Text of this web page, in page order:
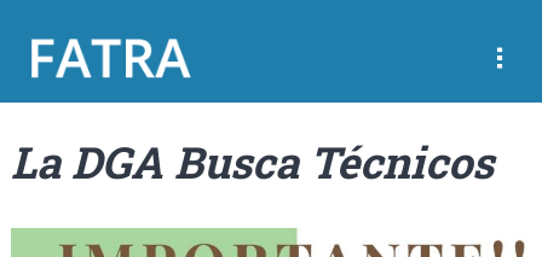
La DGA Busca Técnicos